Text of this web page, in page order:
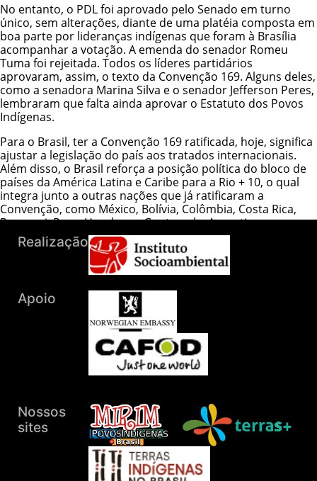
No entanto, o PDL foi aprovado pelo Senado em turno
único, sem alterações, diante de uma platéia composta em
boa parte por lideranças indígenas que foram à Brasília
acompanhar a votação. A emenda do senador Romeu
Tuma foi rejeitada. Todos os líderes partidários
aprovaram, assim, o texto da Convenção 169. Alguns deles,
como a senadora Marina Silva e o senador Jefferson Peres,
lembraram que falta ainda aprovar o Estatuto dos Povos
Indígenas.
Para o Brasil, ter a Convenção 169 ratificada, hoje, significa
ajustar a legislação do país aos tratados internacionais.
Além disso, o Brasil reforça a posição política do bloco de
países da América Latina e Caribe para a Rio + 10, o qual
integra junto a outras nações que já ratificaram a
Convenção, como México, Bolívia, Colômbia, Costa Rica,
Paraguai, Peru, Honduras, Guatemala, Argentina e
Venezuela.